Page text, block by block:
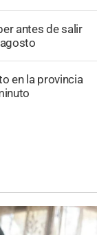
antes de salir
en la provincia